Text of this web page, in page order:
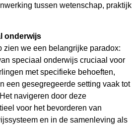
tussen wetenschap, praktijk
onderwijs
zien we een belangrijke paradox:
speciaal onderwijs cruciaal voor
met specifieke behoeften,
een gesegregeerde setting vaak tot
navigeren door deze
voor het bevorderen van
en in de samenleving als